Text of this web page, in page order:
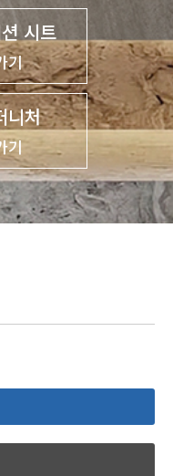
시트
기
니처
기